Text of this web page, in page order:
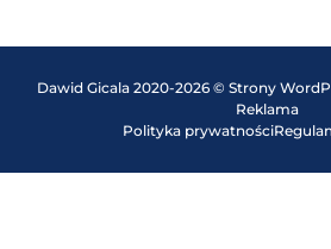
Dawid Gicala 2020-2026 © Strony
Reklama
Polityka prywatności